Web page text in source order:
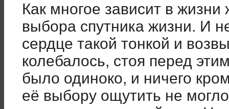
Как многое зависит в
выбора спутника жизни. И
сердце такой тонкой и
колебалось, стоя перед
было одиноко, и ничего
её выбору ощутить не